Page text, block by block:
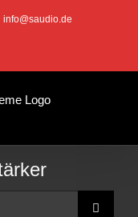
info@saudio.de